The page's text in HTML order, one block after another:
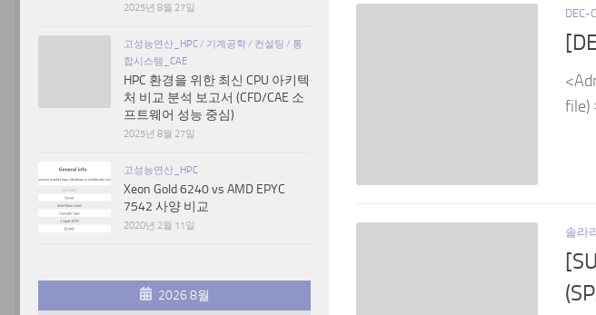
DEC-
file)
솔라
2025년 8월 27일
고성능연산_HPC/ 기계공학/ 컨설팅 / 통
합시스템_CAE
HPC 환경을 위한 최신 CPU 아키텍
처 비교 분석 보고서 (CFD/CAE 소
프트웨어 성능 중심)
2025년 8월 27일
고성능연산_HPC
Xeon Gold 6240 vs AMD EPYC
7542 사양 비교
2020년 2월 11일
2026 8월